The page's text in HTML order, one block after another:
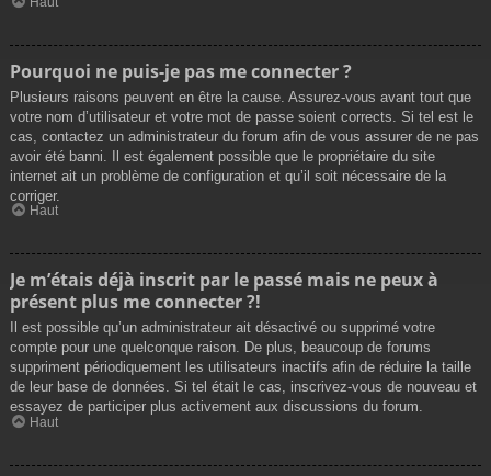
Pourquoi ne puis-je pas me connecter ?
Plusieurs raisons peuvent en être la cause. Assurez-vous avant tout que
votre nom d’utilisateur et votre mot de passe soient corrects. Si tel est le
cas, contactez un administrateur du forum afin de vous assurer de ne pas
avoir été banni. Il est également possible que le propriétaire du site
internet ait un problème de configuration et qu’il soit nécessaire de la
corriger.
Haut
Je m’étais déjà inscrit par le passé mais ne peux à
présent plus me connecter ?!
Il est possible qu’un administrateur ait désactivé ou supprimé votre
compte pour une quelconque raison. De plus, beaucoup de forums
suppriment périodiquement les utilisateurs inactifs afin de réduire la taille
de leur base de données. Si tel était le cas, inscrivez-vous de nouveau et
essayez de participer plus activement aux discussions du forum.
Haut